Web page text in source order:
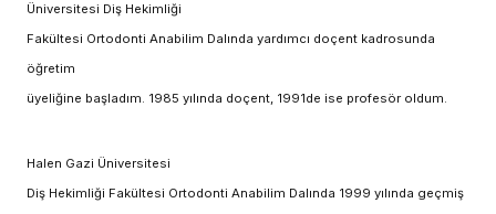
Üniversitesi Diş Hekimliği
Fakültesi Ortodonti Anabilim Dalında yardımcı doçent kadrosunda
öğretim
üyeliğine başladım. 1985 yılında doçent, 1991de ise profesör oldum.
Halen Gazi Üniversitesi
Diş Hekimliği Fakültesi Ortodonti Anabilim Dalında 1999 yılında geçmiş